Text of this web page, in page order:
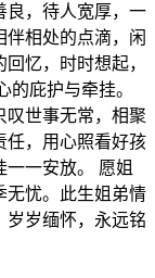
良，待人宽厚，一
相处的点滴，闲
忆，时时想起，
的庇护与牵挂。
叹世事无常，相聚
任，用心照看好孩
一安放。 愿姐
无忧。此生姐弟情
岁岁缅怀，永远铭